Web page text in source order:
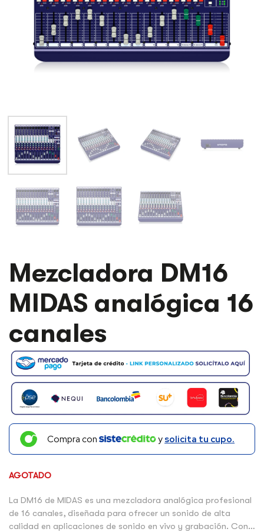
Mezcladora DM16
MIDAS analógica 16
canales
Compra con y solicita tu cupo.
AGOTADO
La DM16 de MIDAS es una mezcladora analógica profesional
de 16 canales, diseñada para ofrecer un sonido de alta
calidad en aplicaciones de sonido en vivo y grabación. Con